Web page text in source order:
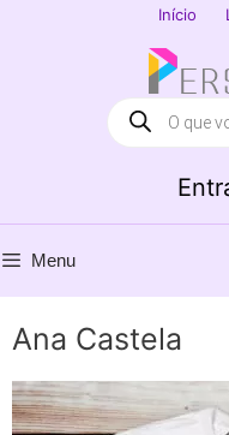
Início
Products
search
Menu
Ana Castela